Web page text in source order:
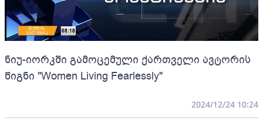
ნიუ-იორკში გამოცემული ქართველი ავტორის
წიგნი "Women Living Fearlessly"
2024/12/24 10:24